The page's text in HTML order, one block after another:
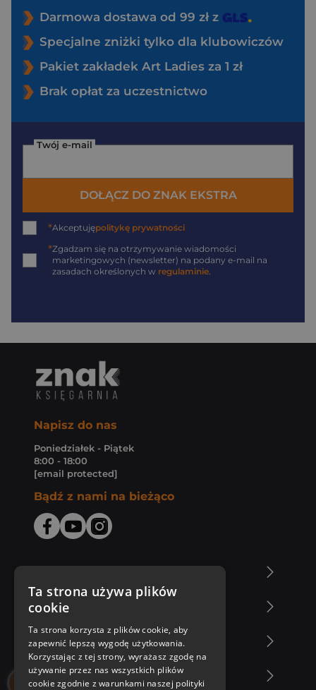
Darmowa dostawa od 99 zł z
Specjalne zniżki tylko dla klubowiczów
Pakiet zakładek Art Ladies za 1 zł
Brak opłat za uczestnictwo
Twój e-mail
DOŁĄCZ DO ZNAK EKSTRA
*Akceptujępolitykę prywatności
*Zgadzam się na otrzymywanie wiadomości
marketingowych (newsletter) na podany e-mail na
zasadach określonych w regulaminie.
Napisz do nas
Poniedziałek - Piątek
8:00 - 18:00
[email protected]
Bądź z nami na bieżąco
Zakupy u nas
Nasza oferta
Nasi autorzy
Ta strona używa plików
cookie
Ta strona korzysta z plików cookie, aby
zapewnić lepszą wygodę użytkowania.
Korzystając z tej strony, wyrażasz zgodę na
używanie przez nas wszystkich plików
cookie zgodnie z warunkami naszej polityki